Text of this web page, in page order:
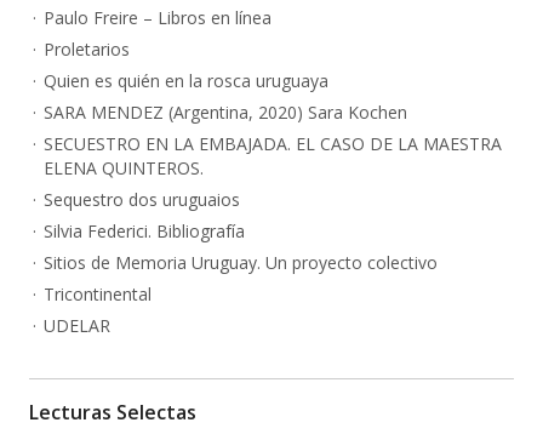
Paulo Freire – Libros en línea
Proletarios
Quien es quién en la rosca uruguaya
SARA MENDEZ (Argentina, 2020) Sara Kochen
SECUESTRO EN LA EMBAJADA. EL CASO DE LA MAESTRA
ELENA QUINTEROS.
Sequestro dos uruguaios
Silvia Federici. Bibliografía
Sitios de Memoria Uruguay. Un proyecto colectivo
Tricontinental
UDELAR
Lecturas Selectas